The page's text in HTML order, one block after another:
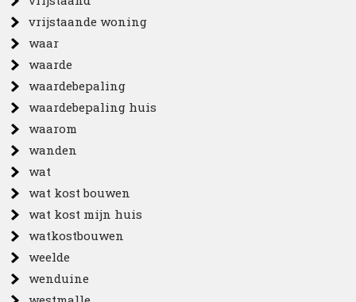
vrijstaande woning
waar
waarde
waardebepaling
waardebepaling huis
waarom
wanden
wat
wat kost bouwen
wat kost mijn huis
watkostbouwen
weelde
wenduine